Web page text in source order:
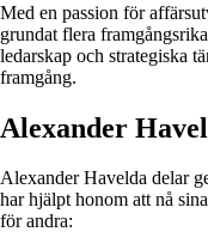
Med en passion för
grundat flera
ledarskap och strategiska
framgång.
Alexander
Alexander Havelda delar
har hjälpt honom att nå
för andra: